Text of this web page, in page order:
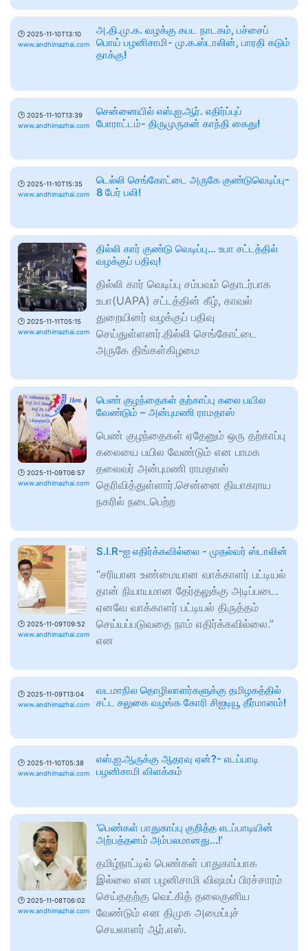
🕑 2025-11-10T13:10
www.andhimazhai.com
அ.தி.மு.க. வழக்கு கபட நாடகம், பச்சைப்
பொய் பழனிசாமி- மு.க.ஸ்டாலின், பாரதி கடும்
தாக்கு!
🕑 2025-11-10T13:39
www.andhimazhai.com
சென்னையில் எஸ்.ஐ.ஆர். எதிர்ப்புப்
போராட்டம்- திருமுருகன் காந்தி கைது!
🕑 2025-11-10T15:35
www.andhimazhai.com
டெல்லி செங்கோட்டை அருகே குண்டுவெடிப்பு-
8 பேர் பலி!
🕑 2025-11-11T05:15
www.andhimazhai.com
தில்லி கார் குண்டு வெடிப்பு... உபா சட்டத்தில்
வழக்குப் பதிவு!
தில்லி கார் வெடிப்பு சம்பவம் தொடர்பாக
உபா(UAPA) சட்டத்தின் கீழ், காவல்
துறையினர் வழக்குப் பதிவு
செய்துள்ளனர்.தில்லி செங்கோட்டை
அருகே திங்கள்கிழமை
🕑 2025-11-09T06:57
www.andhimazhai.com
பெண் குழந்தைகள் தற்காப்பு கலை பயில
வேண்டும் – அன்புமணி ராமதாஸ்
பெண் குழந்தைகள் ஏதேனும் ஒரு தற்காப்பு
கலையை பயில வேண்டும் என பாமக
தலைவர் அன்புமணி ராமதாஸ்
தெரிவித்துள்ளார்.சென்னை தியாகராய
நகரில் நடைபெற்ற
🕑 2025-11-09T09:52
www.andhimazhai.com
S.I.R-ஐ எதிர்க்கவில்லை - முதல்வர் ஸ்டாலின்
“சரியான உண்மையான வாக்காளர் பட்டியல்
தான் நியாயமான தேர்தலுக்கு அடிப்படை.
ஏனவே வாக்காளர் பட்டியல் திருத்தம்
செய்யப்படுவதை நாம் எதிர்க்கவில்லை.”
என
🕑 2025-11-09T13:04
www.andhimazhai.com
வடமாநில தொழிலாளர்களுக்கு தமிழகத்தில்
சட்ட சலுகை வழங்க கோரி சிஐடியூ தீர்மானம்!
🕑 2025-11-10T05:38
www.andhimazhai.com
எஸ்.ஐ.ஆருக்கு ஆதரவு ஏன்?- எடப்பாடி
பழனிசாமி விளக்கம்
🕑 2025-11-08T06:02
www.andhimazhai.com
‘பெண்கள் பாதுகாப்பு குறித்த எடப்பாடியின்
அற்பத்தனம் அம்பலமானது…!’
தமிழ்நாட்டில் பெண்கள் பாதுகாப்பாக
இல்லை என பழனிசாமி விஷமப் பிரச்சாரம்
செய்ததற்கு வெட்கித் தலைகுனிய
வேண்டும் என திமுக அமைப்புச்
செயலாளர் ஆர்.எஸ்.